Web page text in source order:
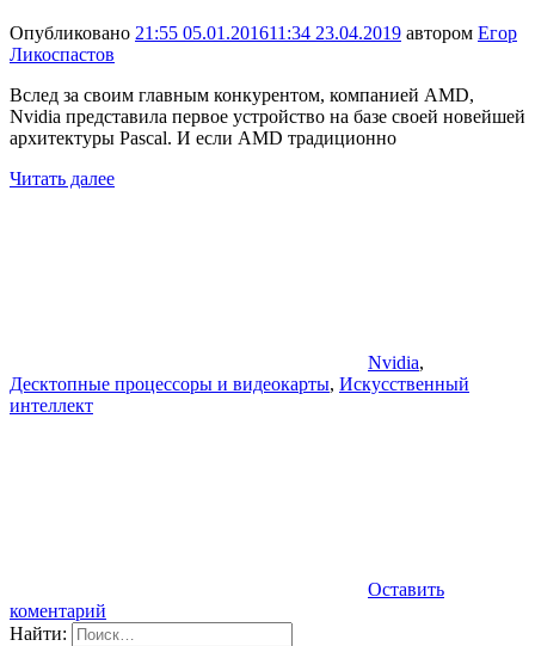
Опубликовано 21:55 05.01.201611:34 23.04.2019 автором Егор
Ликоспастов
Вслед за своим главным конкурентом, компанией AMD,
Nvidia представила первое устройство на базе своей новейшей
архитектуры Pascal. И если AMD традиционно
Читать далее
Nvidia,
Десктопные процессоры и видеокарты, Искусственный
интеллект
Оставить
коментарий
Найти: